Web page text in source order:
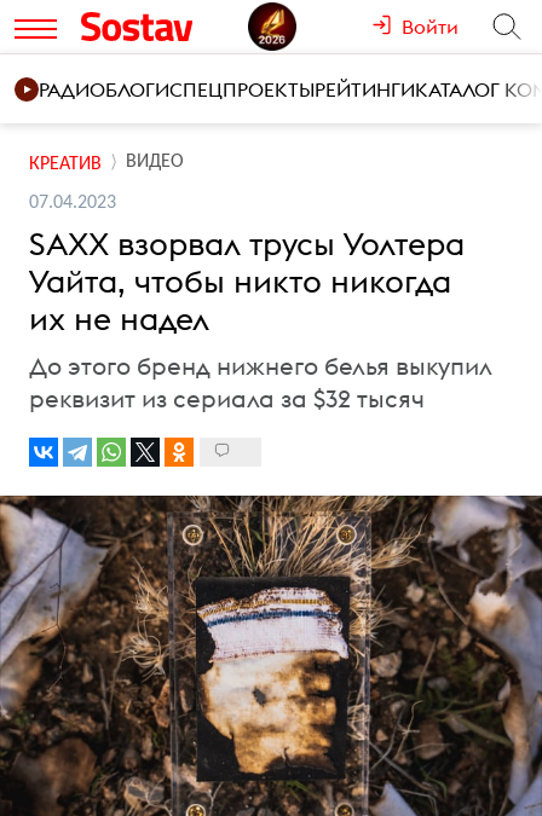
Войти
РАДИОБЛОГИСПЕЦПРОЕКТЫРЕЙТИНГИКАТАЛОГ
КРЕАТИВ ВИДЕО
07.04.2023
SAXX взорвал трусы Уолтера
Уайта, чтобы никто никогда
их не надел
До этого бренд нижнего белья выкупил
реквизит из сериала за $32 тысяч